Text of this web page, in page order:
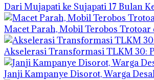
Dari Mujapati ke Sujapati 17 Bulan
Macet Parah, Mobil Terobos Trotoar
Akselerasi Transformasi TLKM 30:
Janji Kampanye Disorot, Warga